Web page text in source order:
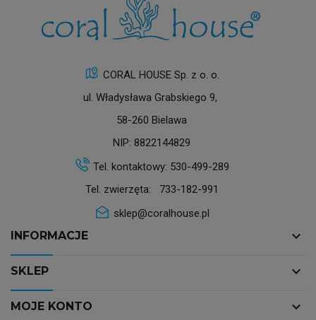
CORAL HOUSE Sp. z o. o.
ul. Władysława Grabskiego 9,
58-260 Bielawa
NIP: 8822144829
Tel. kontaktowy: 530-499-289
Tel. zwierzęta: 733-182-991
sklep@coralhouse.pl
INFORMACJE keyboard_arrow_down
SKLEP keyboard_arrow_down
MOJE KONTO keyboard_arrow_down